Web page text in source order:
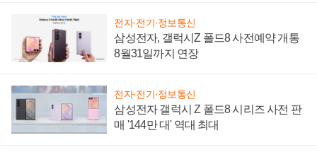
전자·전기·정보통신
삼성전자, 갤럭시Z 폴드8 사전예약 개통
8월31일까지 연장
전자·전기·정보통신
삼성전자 갤럭시 Z 폴드8 시리즈 사전 판
매 '144만 대' 역대 최대